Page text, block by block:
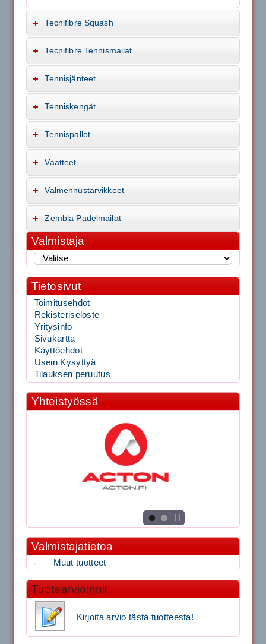
Tecnifibre Squash
Tecnifibre Tennismailat
Tennisjänteet
Tenniskengät
Tennispallot
Vaatteet
Valmennustarvikkeet
Zembla Padelmailat
Valmistaja
Tietosivut
Toimitusehdot
Rekisteriseloste
Yritysinfo
Sivukartta
Käyttöehdot
Usein Kysyttyä
Tilauksen peruutus
Yhteistyössä
Valmistajatietoa
- Muut tuotteet
Tuotearvioinnit
Kirjoita arvio tästä tuotteesta!